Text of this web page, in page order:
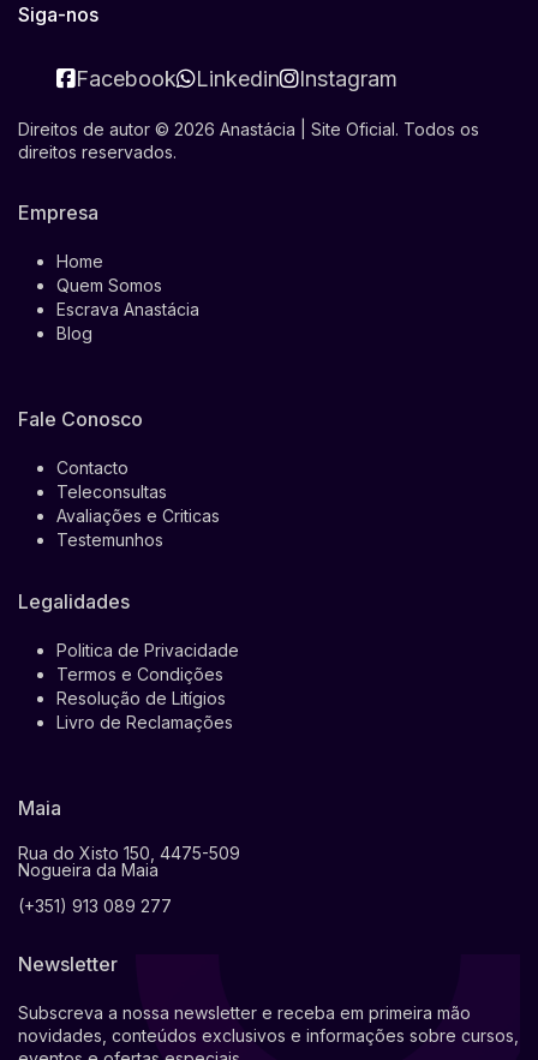
Siga-nos
Facebook Linkedin Instagram
Direitos de autor © 2026 Anastácia | Site Oficial. Todos os
direitos reservados.
Empresa
Home
Quem Somos
Escrava Anastácia
Blog
Fale Conosco
Contacto
Teleconsultas
Avaliações e Criticas
Testemunhos
Legalidades
Politica de Privacidade
Termos e Condições
Resolução de Litígios
Livro de Reclamações
Maia
Rua do Xisto 150, 4475-509
Nogueira da Maia
(+351) 913 089 277
Newsletter
Subscreva a nossa newsletter e receba em primeira mão
novidades, conteúdos exclusivos e informações sobre cursos,